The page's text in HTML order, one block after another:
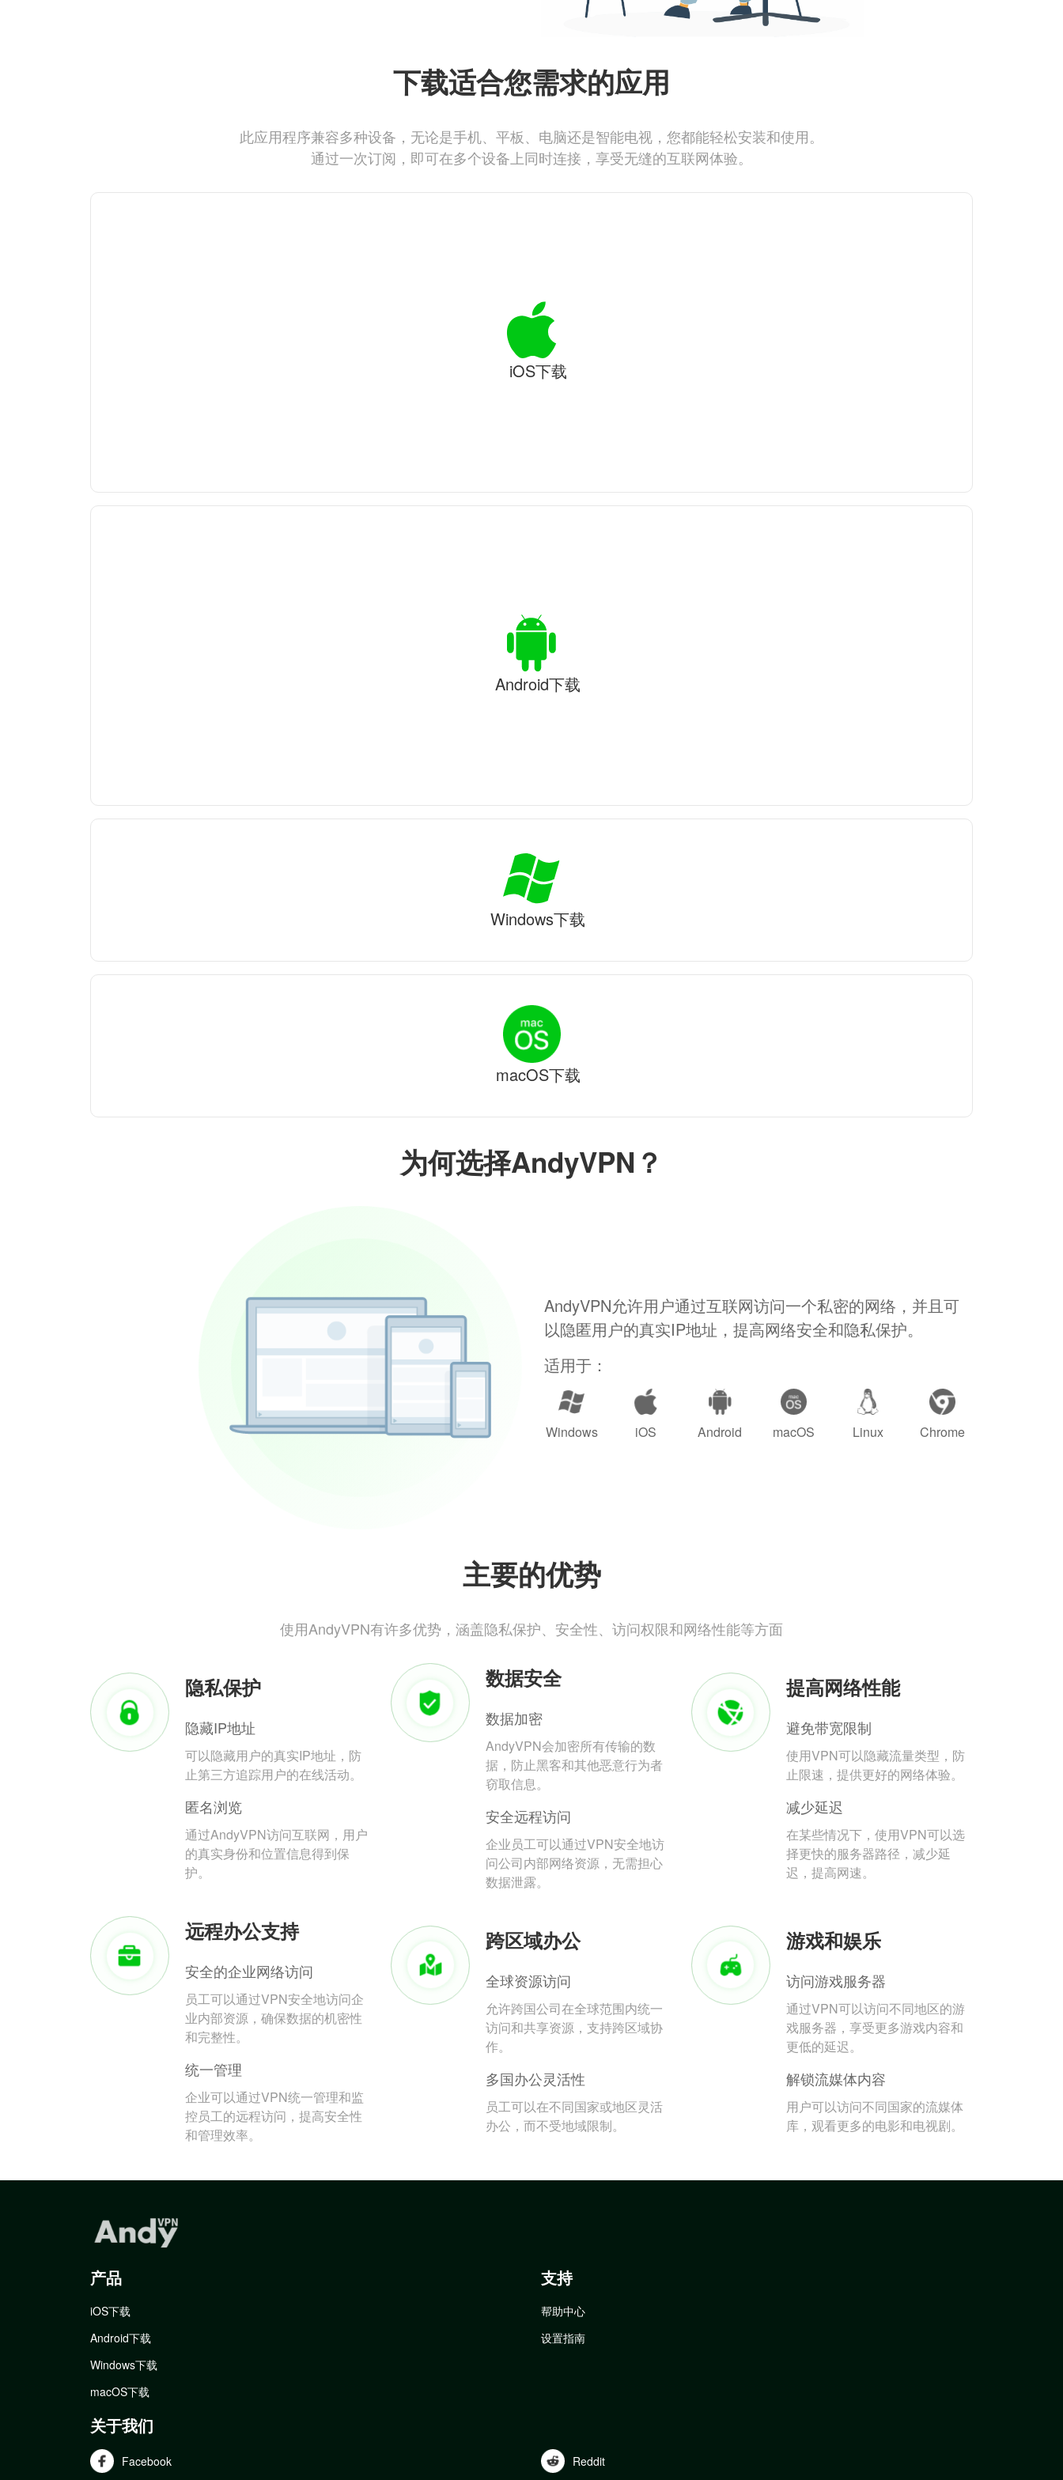
为何选择AndyVPN？
AndyVPN允许用户通过互联网访问一个私密的网络，并且可
以隐匿用户的真实IP地址，提高网络安全和隐私保护。
适用于：
Windows iOS Android macOS Linux Chrome
主要的优势
使用AndyVPN有许多优势，涵盖隐私保护、安全性、访问权限和网络性能等方面
隐私保护
隐藏IP地址
可以隐藏用户的真实IP地址，防
止第三方追踪用户的在线活动。
匿名浏览
通过AndyVPN访问互联网，用户
的真实身份和位置信息得到保
护。
数据安全
数据加密
AndyVPN会加密所有传输的数
据，防止黑客和其他恶意行为者
窃取信息。
安全远程访问
企业员工可以通过VPN安全地访
问公司内部网络资源，无需担心
数据泄露。
提高网络性能
避免带宽限制
使用VPN可以隐藏流量类型，防
止限速，提供更好的网络体验。
减少延迟
在某些情况下，使用VPN可以选
择更快的服务器路径，减少延
迟，提高网速。
远程办公支持
安全的企业网络访问
员工可以通过VPN安全地访问企
业内部资源，确保数据的机密性
和完整性。
统一管理
企业可以通过VPN统一管理和监
控员工的远程访问，提高安全性
和管理效率。
跨区域办公
全球资源访问
允许跨国公司在全球范围内统一
访问和共享资源，支持跨区域协
作。
多国办公灵活性
员工可以在不同国家或地区灵活
办公，而不受地域限制。
游戏和娱乐
访问游戏服务器
通过VPN可以访问不同地区的游
戏服务器，享受更多游戏内容和
更低的延迟。
解锁流媒体内容
用户可以访问不同国家的流媒体
库，观看更多的电影和电视剧。
下载适合您需求的应用
此应用程序兼容多种设备，无论是手机、平板、电脑还是智能电视，您都能轻松安装和使用。
通过一次订阅，即可在多个设备上同时连接，享受无缝的互联网体验。
iOS下载
Android下载
Windows下载
macOS下载
产品
iOS下载
Android下载
Windows下载
macOS下载
支持
帮助中心
设置指南
关于我们
Facebook Reddit